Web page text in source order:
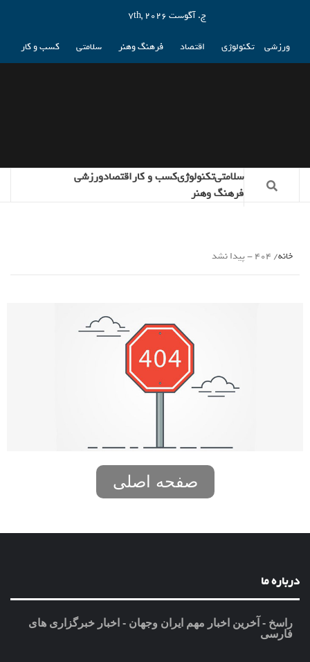
ج. آگوست 7th, 2026
ورزشی تکنولوژی اقتصاد فرهنگ وهنر سلامتی کسب و کار
سلامتیتکنولوژیکسب و کاراقتصادورزشی
فرهنگ وهنر
خانه 404 - پیدا نشد
صفحه اصلی
درباره ما
راسخ - آخرین اخبار مهم ایران وجهان - اخبار خبرگزاری های
فارسی